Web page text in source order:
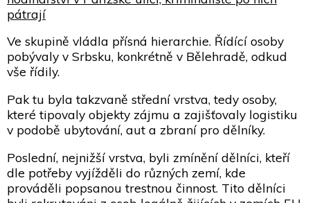
pátrají
Ve skupině vládla přísná hierarchie. Řídící osoby
pobývaly v Srbsku, konkrétně v Bělehradě, odkud
vše řídily.
Pak tu byla takzvaně střední vrstva, tedy osoby,
které tipovaly objekty zájmu a zajišťovaly logistiku
v podobě ubytování, aut a zbraní pro dělníky.
Poslední, nejnižší vrstva, byli zmínění dělníci, kteří
dle potřeby vyjížděli do různých zemí, kde
prováděli popsanou trestnou činnost. Tito dělníci